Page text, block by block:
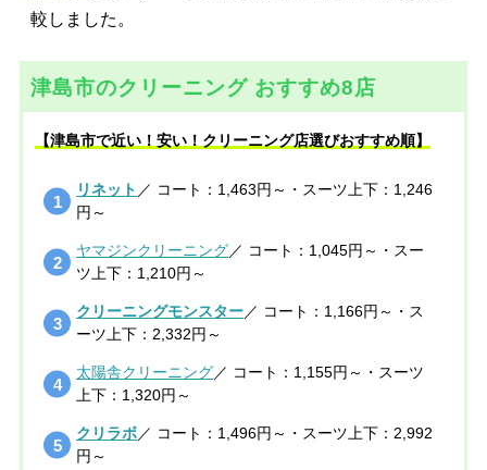
較しました。
津島市のクリーニング おすすめ8店
【津島市で近い！安い！クリーニング店選びおすすめ順】
リネット ／ コート：1,463円～・スーツ上下：1,246
円～
ヤマジンクリーニング／ コート：1,045円～・スー
ツ上下：1,210円～
クリーニングモンスター／ コート：1,166円～・ス
ーツ上下：2,332円～
太陽舎クリーニング／ コート：1,155円～・スーツ
上下：1,320円～
クリラボ／ コート：1,496円～・スーツ上下：2,992
円～